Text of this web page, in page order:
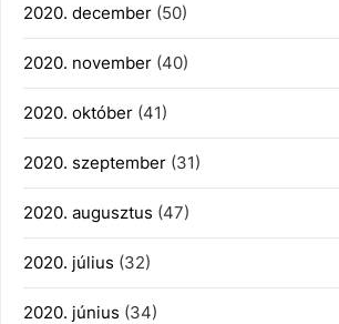
2020. december (50)
2020. november (40)
2020. október (41)
2020. szeptember (31)
2020. augusztus (47)
2020. július (32)
2020. június (34)